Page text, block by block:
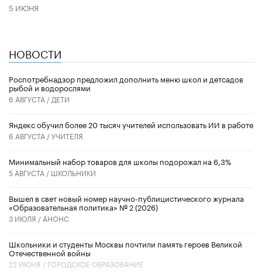
5 ИЮНЯ
НОВОСТИ
Роспотребнадзор предложил дополнить меню школ и детсадов
рыбой и водорослями
6 АВГУСТА / ДЕТИ
​Яндекс обучил более 20 тысяч учителей использовать ИИ в работе
6 АВГУСТА /УЧИТЕЛЯ
Минимальный набор товаров для школы подорожал на 6,3%
5 АВГУСТА / ШКОЛЬНИКИ
Вышел в свет новый номер научно-публицистического журнала
«Образовательная политика» № 2 (2026)
3 ИЮЛЯ / АНОНС
Школьники и студенты Москвы почтили память героев Великой
Отечественной войны
22 ИЮНЯ / ГОРОДСКОЕ ОБРАЗОВАНИЕ